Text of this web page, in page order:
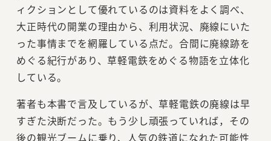
ィクションとして優れているのは資料をよく調べ、
大正時代の開業の理由から、利用状況、廃線にいた
った事情までを網羅している点だ。合間に廃線跡を
めぐる紀行があり、草軽電鉄をめぐる物語を立体化
している。
著者も本書で言及しているが、草軽電鉄の廃線は早
すぎた決断だった。もう少し頑張っていれば，その
後の観光ブームに乗り、人気の鉄道になれた可能性